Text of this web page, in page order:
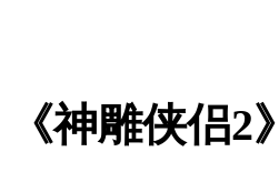
《神雕侠侣